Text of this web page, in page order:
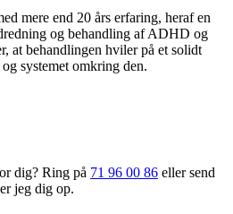
mere end 20 års erfaring, heraf en
og behandling af ADHD og
at behandlingen hviler på et solidt
systemet omkring den.
dig? Ring på 71 96 00 86 eller send
jeg dig op.